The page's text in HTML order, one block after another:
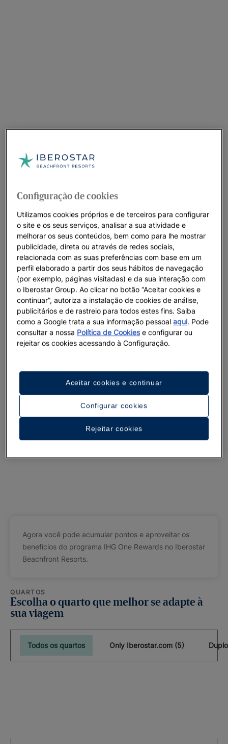
Um passeio pelo hotel
Ver 31 imagens e vídeos
Agora você pode acumular pontos e aproveitar os
benefícios do programa IHG One Rewards no Iberostar
Beachfront Resorts.
QUARTOS
Escolha o quarto que melhor se adapte à
sua viagem
Todos os quartos Only Iberostar.com (5)
Configuração de cookies
Utilizamos cookies próprios e de terceiros para configurar
o site e os seus serviços, analisar a sua atividade e
melhorar os seus conteúdos, bem como para lhe mostrar
publicidade, direta ou através de redes sociais,
relacionada com as suas preferências com base em um
perfil elaborado a partir dos seus hábitos de navegação
(por exemplo, páginas visitadas) e da sua interação com
o Iberostar Group. Ao clicar no botão “Aceitar cookies e
continuar”, autoriza a instalação de cookies de análise,
publicitários e de rastreio para todos estes fins. Saiba
como a Google trata a sua informação pessoalaqui. Pode
consultar a nossa Política de Cookiese configurar ou
rejeitar os cookies acessando à Configuração.
Configurar cookies
Rejeitar cookies
Aceitar cookies e continuar